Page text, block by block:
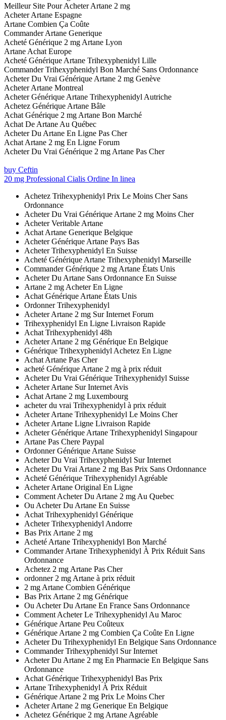
Meilleur Site Pour Acheter Artane 2 mg
Acheter Artane Espagne
Artane Combien Ça Coûte
Commander Artane Generique
Acheté Générique 2 mg Artane Lyon
Artane Achat Europe
Acheté Générique Artane Trihexyphenidyl Lille
Commander Trihexyphenidyl Bon Marché Sans Ordonnance
Acheter Du Vrai Générique Artane 2 mg Genève
Acheter Artane Montreal
Acheter Générique Artane Trihexyphenidyl Autriche
Achetez Générique Artane Bâle
Achat Générique 2 mg Artane Bon Marché
Achat De Artane Au Québec
Acheter Du Artane En Ligne Pas Cher
Achat Artane 2 mg En Ligne Forum
Acheter Du Vrai Générique 2 mg Artane Pas Cher
buy Ceftin
20 mg Professional Cialis Ordine In linea
Achetez Trihexyphenidyl Prix Le Moins Cher Sans
Ordonnance
Acheter Du Vrai Générique Artane 2 mg Moins Cher
Acheter Veritable Artane
Achat Artane Generique Belgique
Acheter Générique Artane Pays Bas
Acheter Trihexyphenidyl En Suisse
Acheté Générique Artane Trihexyphenidyl Marseille
Commander Générique 2 mg Artane États Unis
Acheter Du Artane Sans Ordonnance En Suisse
Artane 2 mg Acheter En Ligne
Achat Générique Artane États Unis
Ordonner Trihexyphenidyl
Acheter Artane 2 mg Sur Internet Forum
Trihexyphenidyl En Ligne Livraison Rapide
Achat Trihexyphenidyl 48h
Acheter Artane 2 mg Générique En Belgique
Générique Trihexyphenidyl Achetez En Ligne
Achat Artane Pas Cher
acheté Générique Artane 2 mg à prix réduit
Acheter Du Vrai Générique Trihexyphenidyl Suisse
Acheter Artane Sur Internet Avis
Achat Artane 2 mg Luxembourg
acheter du vrai Trihexyphenidyl à prix réduit
Acheter Artane Trihexyphenidyl Le Moins Cher
Acheter Artane Ligne Livraison Rapide
Acheter Générique Artane Trihexyphenidyl Singapour
Artane Pas Chere Paypal
Ordonner Générique Artane Suisse
Acheter Du Vrai Trihexyphenidyl Sur Internet
Acheter Du Vrai Artane 2 mg Bas Prix Sans Ordonnance
Acheté Générique Trihexyphenidyl Agréable
Acheter Artane Original En Ligne
Comment Acheter Du Artane 2 mg Au Quebec
Ou Acheter Du Artane En Suisse
Achat Trihexyphenidyl Générique
Acheter Trihexyphenidyl Andorre
Bas Prix Artane 2 mg
Acheté Artane Trihexyphenidyl Bon Marché
Commander Artane Trihexyphenidyl À Prix Réduit Sans
Ordonnance
Achetez 2 mg Artane Pas Cher
ordonner 2 mg Artane à prix réduit
2 mg Artane Combien Générique
Bas Prix Artane 2 mg Générique
Ou Acheter Du Artane En France Sans Ordonnance
Comment Acheter Le Trihexyphenidyl Au Maroc
Générique Artane Peu Coûteux
Générique Artane 2 mg Combien Ça Coûte En Ligne
Acheter Du Trihexyphenidyl En Belgique Sans Ordonnance
Commander Trihexyphenidyl Sur Internet
Acheter Du Artane 2 mg En Pharmacie En Belgique Sans
Ordonnance
Achat Générique Trihexyphenidyl Bas Prix
Artane Trihexyphenidyl À Prix Réduit
Générique Artane 2 mg Prix Le Moins Cher
Acheter Artane 2 mg Generique En Belgique
Achetez Générique 2 mg Artane Agréable